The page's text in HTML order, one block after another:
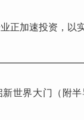
正加速投资，以
世界大门（附